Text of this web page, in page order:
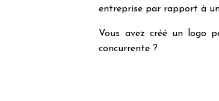
entreprise par rapport à
Vous avez créé un logo
concurrente ?